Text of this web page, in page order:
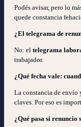
Podés avisar, pero lo
quede constancia
¿El telegrama de
No: el telegrama
trabajador.
¿Qué fecha vale:
La constancia de envío
claves. Por eso es
¿Qué pasa si renuncio